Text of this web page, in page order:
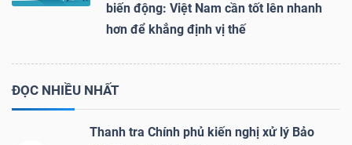
biến động: Việt Nam cần tốt lên nhanh
hơn để khẳng định vị thế
ĐỌC NHIỀU NHẤT
Thanh tra Chính phủ kiến nghị xử lý Bảo